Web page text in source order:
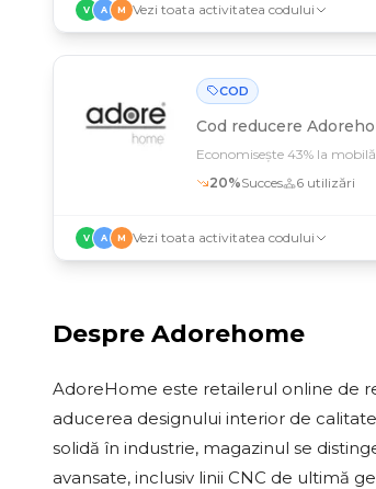
V A M Vezi toata activitatea codului
COD
Cod reducere
Economisește 43% la
20%Succes 6 utilizări
V A M Vezi toata activitatea codului
Despre Adorehome
AdoreHome este retailerul online de
aducerea designului interior de
solidă în industrie, magazinul se
avansate, inclusiv linii CNC de ultimă